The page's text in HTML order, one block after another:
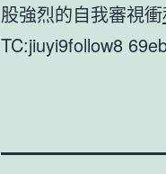
股強烈的自我審視衝
TC:jiuyi9follow8